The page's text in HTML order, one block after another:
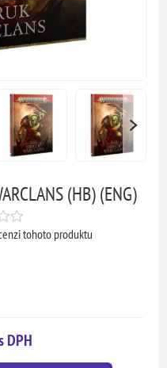
(HB) (ENG)
tohoto produktu
DPH